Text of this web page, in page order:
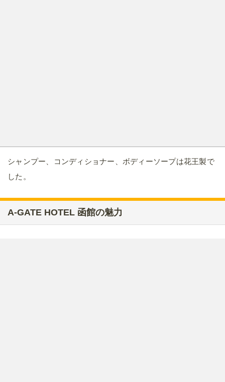
シャンプー、コンディショナー、ボディーソープは花王製で
した。
A-GATE HOTEL 函館の魅力